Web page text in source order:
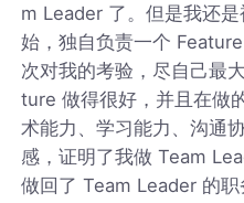
m Leader 了。但是我还
始，独自负责一个
次对我的考验，尽自己最
ture 做得很好，并且在做
术能力、学习能力、沟通
感，证明了我做 Team
做回了 Team Leader 的